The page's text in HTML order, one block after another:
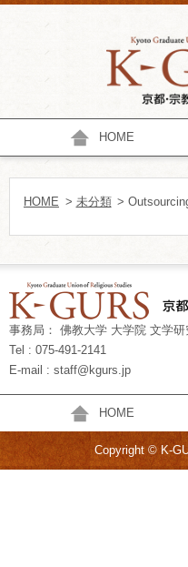
HOME
HOME > 未分類 >
事務局： 佛教大学 大学院 文学
Tel : 075-491-2141
E-mail : staff@kgurs.jp
HOME
Copyright © K-